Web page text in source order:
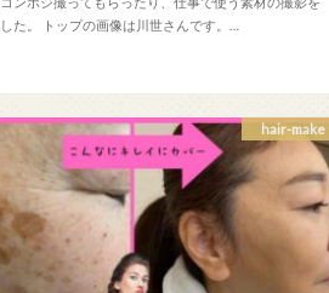
た。 トップの画像は川世さんです。…
hair-make